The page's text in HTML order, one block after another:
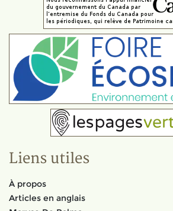
Liens utiles
À propos
Articles en anglais